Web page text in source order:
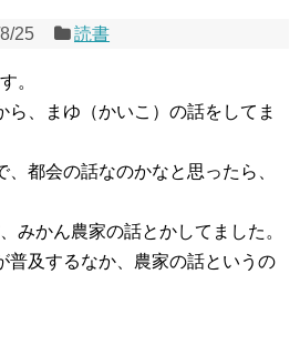
25 読書
。
ら、まゆ（かいこ）の話をしてま
都会の話なのかなと思ったら、
みかん農家の話とかしてました。
普及するなか、農家の話というの